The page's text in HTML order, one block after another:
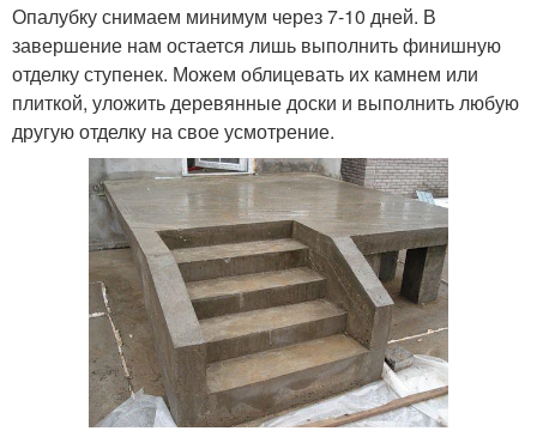
Опалубку снимаем минимум через 7-10 дней. В
завершение нам остается лишь выполнить финишную
отделку ступенек. Можем облицевать их камнем или
плиткой, уложить деревянные доски и выполнить любую
другую отделку на свое усмотрение.